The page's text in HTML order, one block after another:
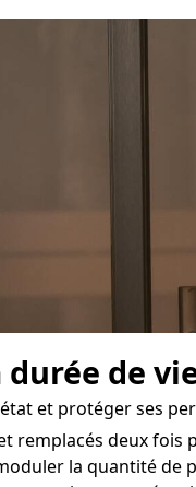
de
et protéger ses
remplacés deux fois
la quantité